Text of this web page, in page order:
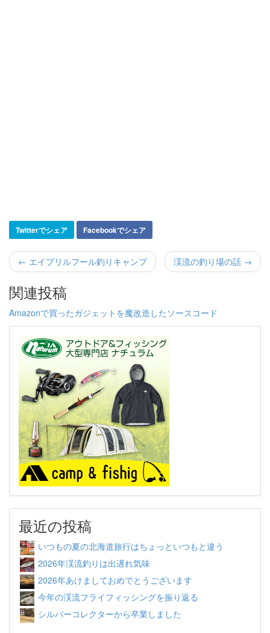
Twitterでシェア Facebookでシェア
← エイプリルフール釣りキャンプ 渓流の釣り場の話 →
関連投稿
Amazonで買ったガジェットを魔改造したソースコード
最近の投稿
いつもの夏の北海道旅行はちょっといつもと違う
2026年渓流釣りは出遅れ気味
2026年あけましておめでとうございます
今年の渓流フライフィッシングを振り返る
シルバーコレクターから卒業しました